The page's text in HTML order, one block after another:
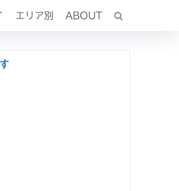
エリア別 ABOUT